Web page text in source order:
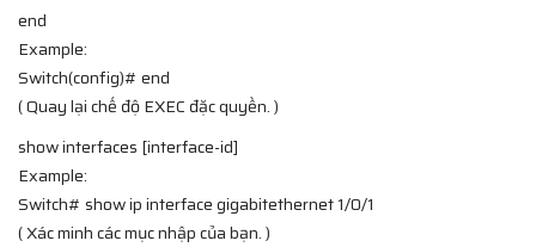
end
Example:
Switch(config)# end
( Quay lại chế độ EXEC đặc quyền. )
show interfaces [interface-id]
Example:
Switch# show ip interface gigabitethernet 1/0/1
( Xác minh các mục nhập của bạn. )